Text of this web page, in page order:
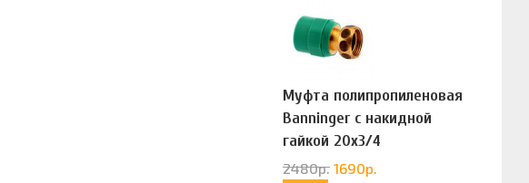
Муфта полипропиленовая
Banninger с накидной
гайкой 20х3/4
(G83322020)
2480р. 1690р.